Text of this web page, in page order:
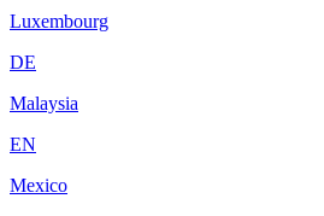
Luxembourg
DE
Malaysia
EN
Mexico